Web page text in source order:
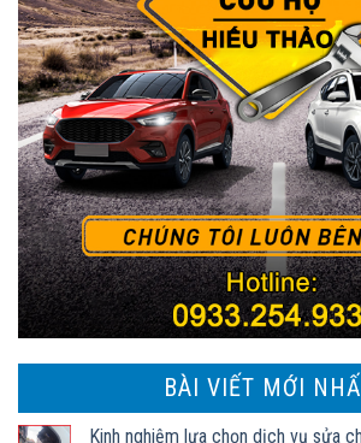
BÀI VIẾT MỚI
Kinh nghiệm lựa chọn dịch vụ sửa